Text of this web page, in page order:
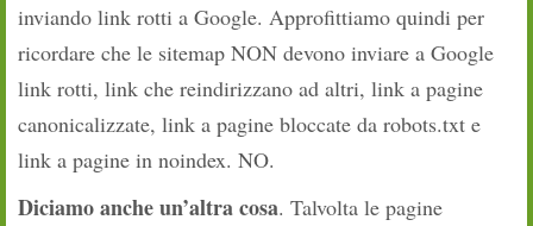
inviando link rotti a Google. Approfittiamo quindi per
ricordare che le sitemap NON devono inviare a Google
link rotti, link che reindirizzano ad altri, link a pagine
canonicalizzate, link a pagine bloccate da robots.txt e
link a pagine in noindex. NO.
Diciamo anche un’altra cosa. Talvolta le pagine